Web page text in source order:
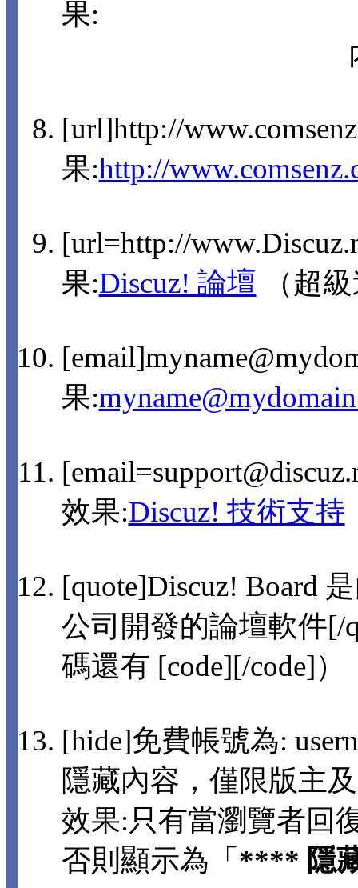
果:
[url]http://
果:http://
[url=http://
果:Discuz! 論壇 （超
果:
效果:Discuz! 技術支持
[quote]Discuz! Board
公司開發的論壇軟件
碼還有 [code][/code]）
[hide]免費帳號為:
隱藏內容，僅限版主
效果:只有當瀏覽者回
否則顯示為「 **** 隱